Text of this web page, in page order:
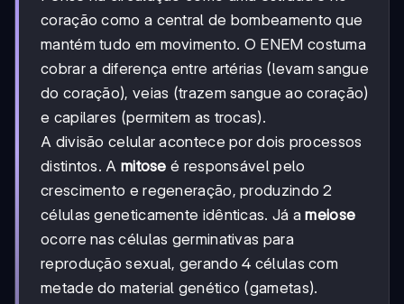
coração como a central de bombeamento que
mantém tudo em movimento. O ENEM costuma
cobrar a diferença entre artérias (levam sangue
do coração), veias (trazem sangue ao coração)
e capilares (permitem as trocas).
A divisão celular acontece por dois processos
distintos. A mitose é responsável pelo
crescimento e regeneração, produzindo 2
células geneticamente idênticas. Já ameiose
ocorre nas células germinativas para
reprodução sexual, gerando 4 células com
metade do material genético (gametas).